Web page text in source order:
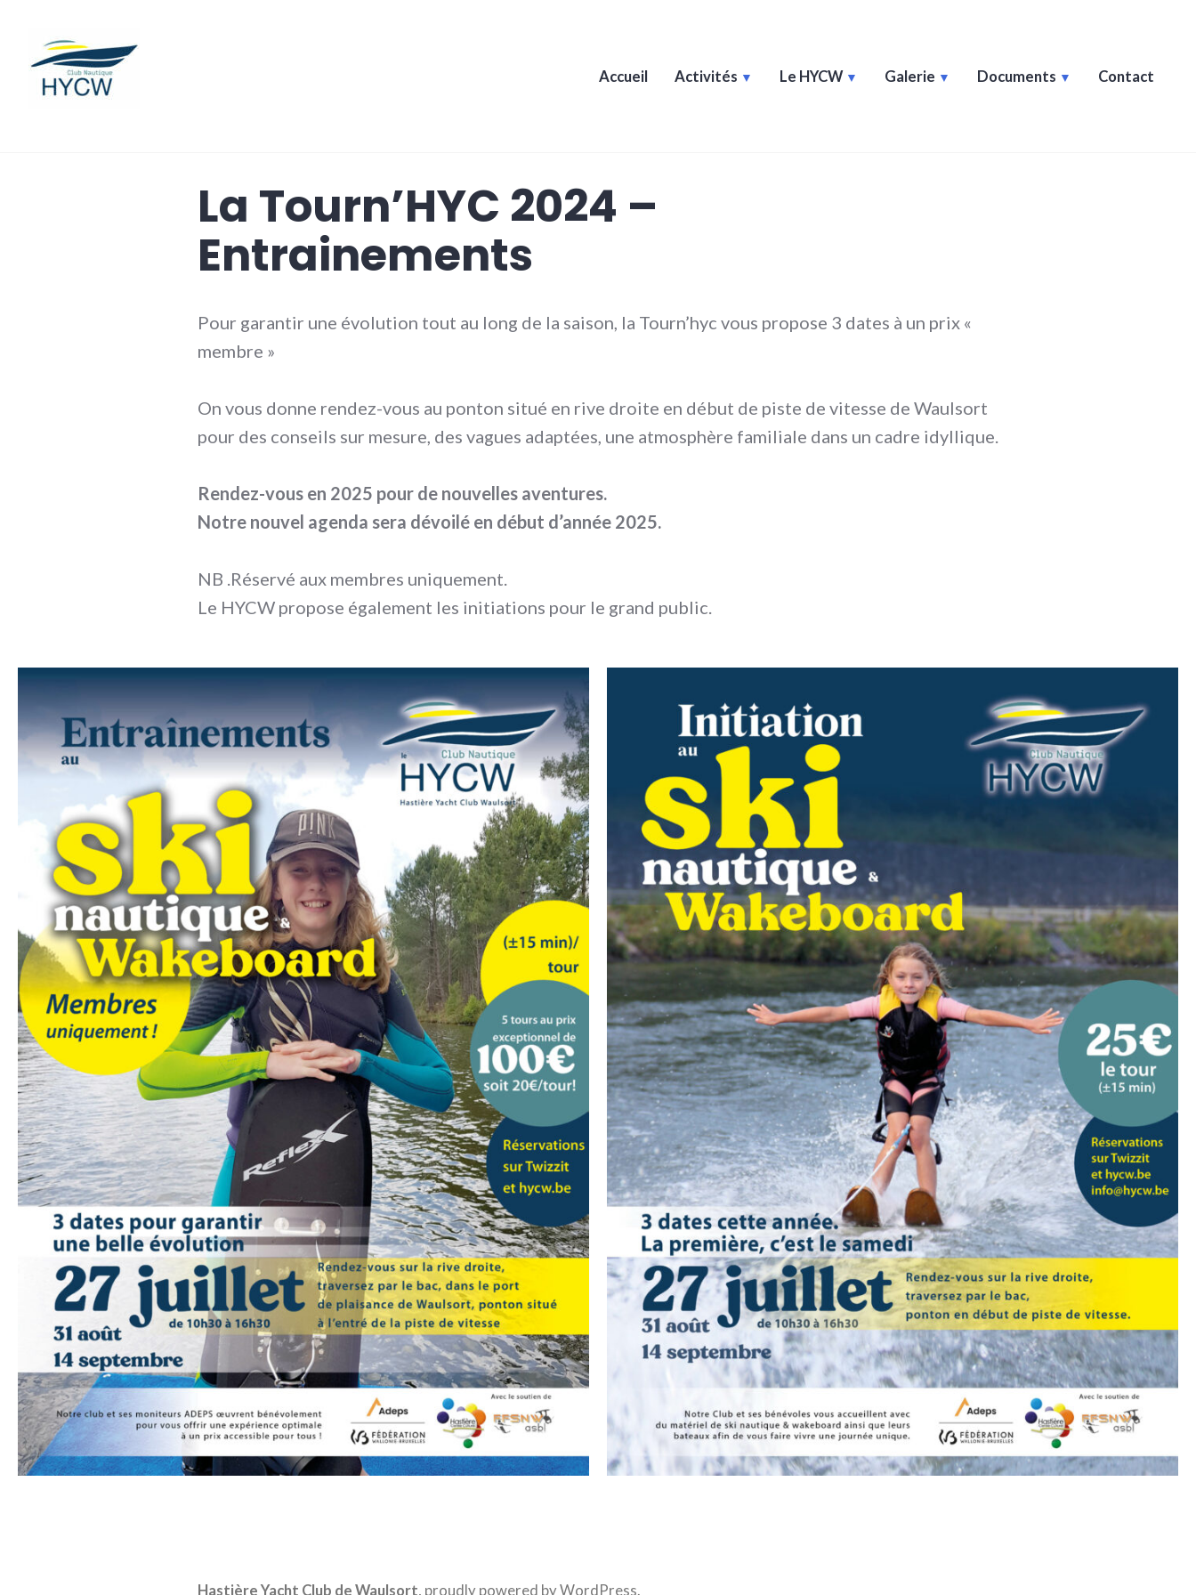
contenu
Accueil Activités Le HYCW Galerie Documents Contact
La Tourn’HYC 2024 –
Entrainements
Pour garantir une évolution tout au long de la saison, la Tourn’hyc vous propose 3 dates à un prix «
membre »
On vous donne rendez-vous au ponton situé en rive droite en début de piste de vitesse de Waulsort
pour des conseils sur mesure, des vagues adaptées, une atmosphère familiale dans un cadre idyllique.
Rendez-vous en 2025 pour de nouvelles aventures.
Notre nouvel agenda sera dévoilé en début d’année 2025.
NB .Réservé aux membres uniquement.
Le HYCW propose également les initiations pour le grand public.
Hastière Yacht Club de Waulsort, proudly powered by WordPress.